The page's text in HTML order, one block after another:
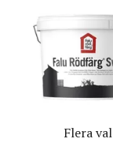
Flera val